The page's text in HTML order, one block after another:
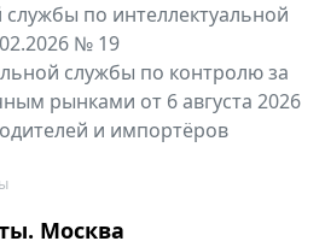
по интеллектуальной
№ 19
службы по контролю за
рынками от 6 августа 2026
и импортёров
Москва